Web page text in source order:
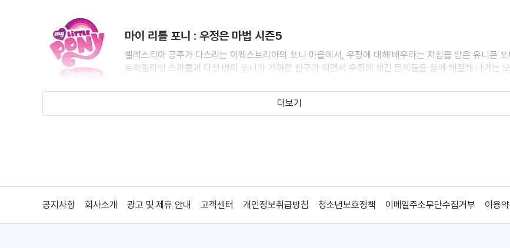
마이 리틀 포니 : 우정은 마법 시즌5
셀레스티아 공주가 다스리는 이퀘스트리아의 포니 마을에서, 우정에 대해 배우라는 지침을 받은 유니콘 포
트와일라잇 스파클과 다섯 명의 포니가 가까운 친구가 되면서 우정에 생긴 문제들을 함께 해결해 나가는
트와일라잇 스파클과 다섯 명의 포니가 가까운 친구가 되면서 우정에 생긴 문제들을 함께 해결해 나가는 모
더보기
공지사항 회사소개 광고 및 제휴 안내 고객센터 개인정보취급방침 청소년보호정책 이메일주소무단수집거부 이용